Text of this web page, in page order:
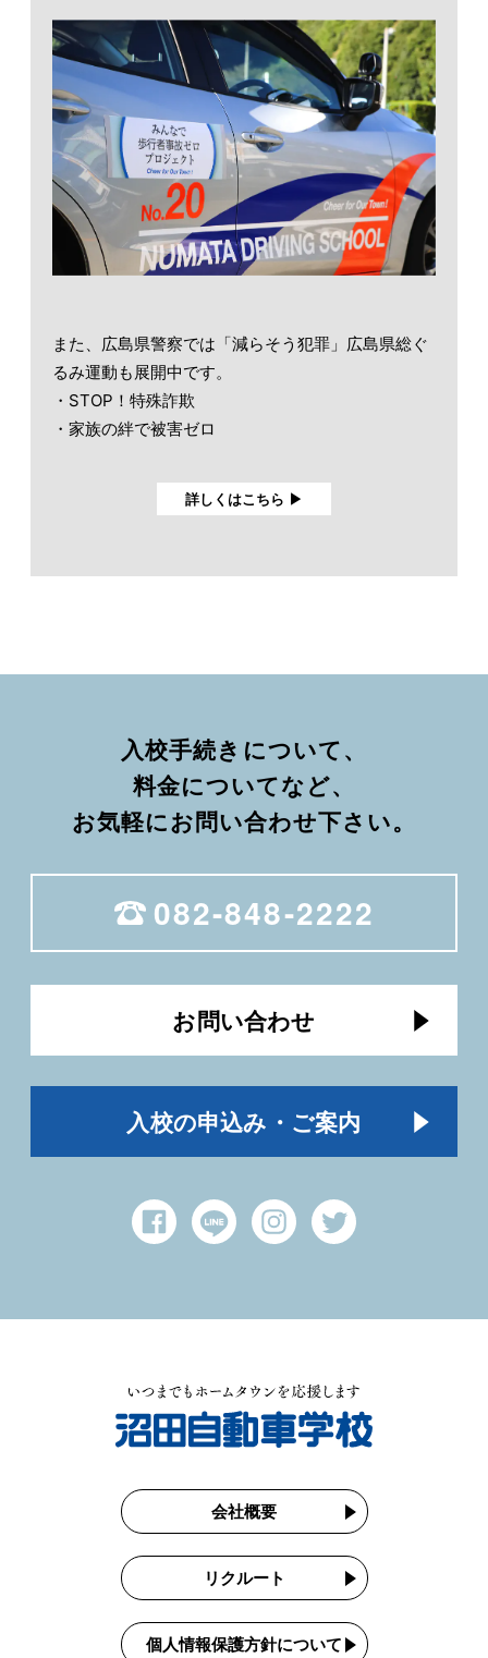
また、広島県警察では「減らそう犯罪」広島県総ぐ
るみ運動も展開中です。
・STOP！特殊詐欺
・家族の絆で被害ゼロ
詳しくはこちら ▶︎
入校手続きについて、
料金についてなど、
お気軽にお問い合わせ下さい。
082-848-2222
お問い合わせ
入校の申込み・ご案内
会社概要
リクルート
個人情報保護方針について